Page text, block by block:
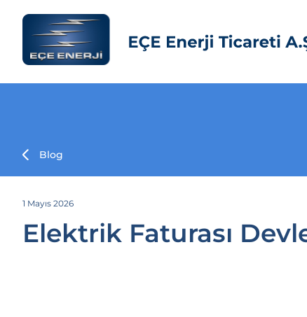
Blog
1 Mayıs 2026
Elektrik Faturası